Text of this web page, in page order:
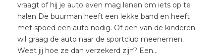
vraagt of hij je auto even mag lenen om iets op te
halen De buurman heeft een lekke band en heeft
met spoed een auto nodig. Of een van de kinderen
wil graag de auto naar de sportclub meenemen.
Weet jij hoe ze dan verzekerd zijn? Een...